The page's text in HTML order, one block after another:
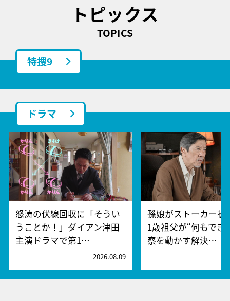
トピックス
TOPICS
特捜9
ドラマ
怒涛の伏線回収に「そうい
うことか！」ダイアン津田
主演ドラマで第1…
2026.08.09
孫娘がストーカー
1歳祖父が“何もでき
察を動かす解決…